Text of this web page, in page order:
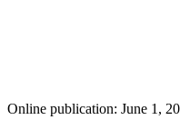
Online publication: June 1,